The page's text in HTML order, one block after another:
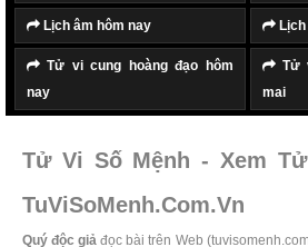
Lịch âm hôm nay Lịch
Tử vi cung hoàng đạo hôm
nay
Tử
mai
Tử Vi Số Mệnh - Xem
TuViSoMenh.Com.Vn
Quý độc giả đọc bài trên Web